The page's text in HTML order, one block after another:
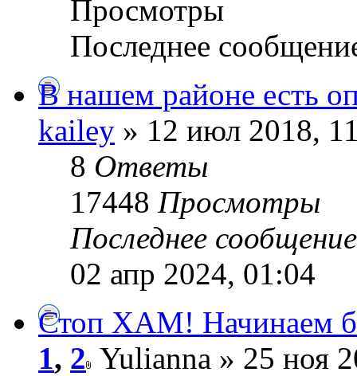
Просмотры
Последнее
В нашем районе есть
kailey » 12 июл 2018,
8 Ответы
17448 Просмотры
Последнее
02 апр 2024, 01:04
Стоп ХАМ! Начинаем
1, 2 Yulianna » 25 ноя